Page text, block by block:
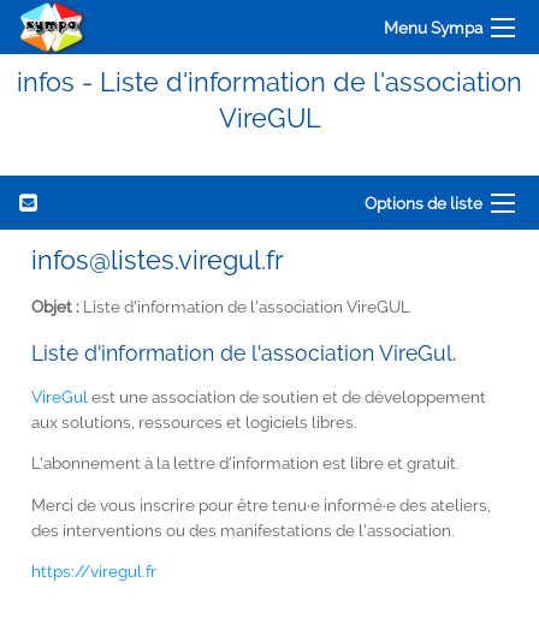
Menu Sympa
infos - Liste d'information de l'association
VireGUL
Options de liste
infos@listes.viregul.fr
Objet : Liste d'information de l'association VireGUL
Liste d'information de l'association VireGul.
VireGul est une association de soutien et de développement
aux solutions, ressources et logiciels libres.
L'abonnement à la lettre d'information est libre et gratuit.
Merci de vous inscrire pour être tenu·e informé·e des ateliers,
des interventions ou des manifestations de l'association.
https://viregul.fr